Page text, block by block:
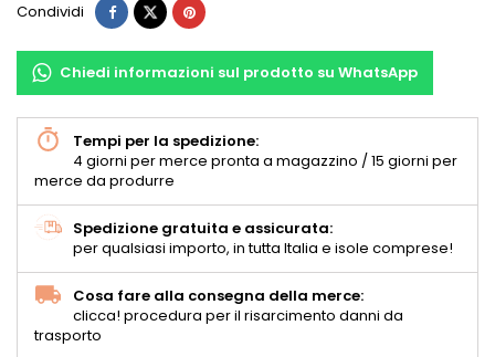
Condividi
Chiedi informazioni sul prodotto su WhatsApp
Tempi per la spedizione:
4 giorni per merce pronta a magazzino / 15 giorni per
merce da produrre
Spedizione gratuita e assicurata:
per qualsiasi importo, in tutta Italia e isole comprese!
Cosa fare alla consegna della merce:
clicca! procedura per il risarcimento danni da
trasporto